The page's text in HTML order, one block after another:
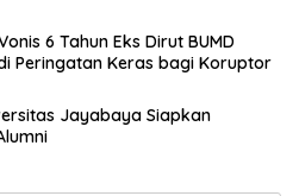
6 Tahun Eks Dirut BUMD
Peringatan Keras bagi Koruptor
Jayabaya Siapkan